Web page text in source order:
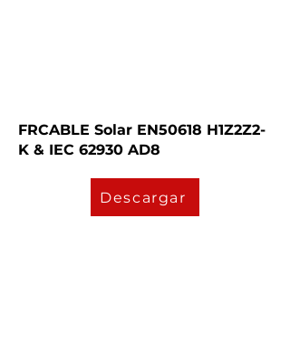
FRCABLE Solar EN50618 H1Z2Z2-
K & IEC 62930 AD8
Descargar